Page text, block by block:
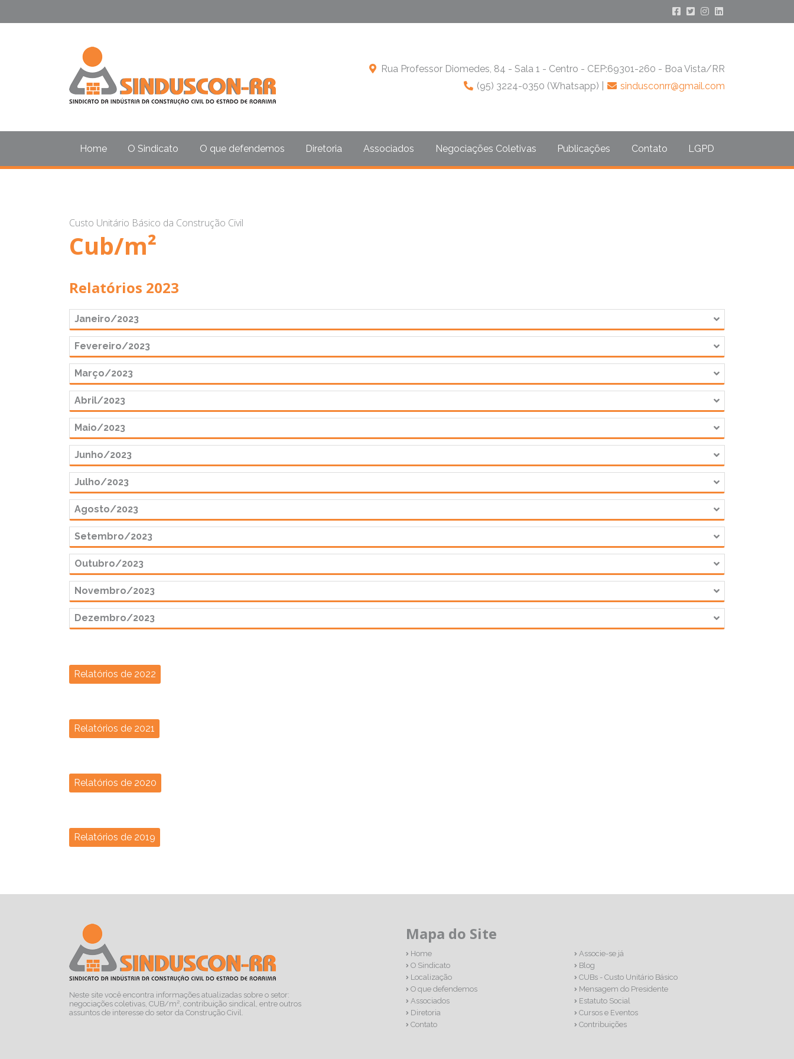
Rua Professor Diomedes, 84 - Sala 1 - Centro - CEP:69301-260 - Boa Vista/RR
(95) 3224-0350 (Whatsapp) |
sindusconrr@gmail.com
Home O Sindicato O que defendemos Diretoria Associados Negociações Coletivas Publicações Contato LGPD
Custo Unitário Básico da Construção Civil
Cub/m²
Relatórios 2023
Janeiro/2023
Fevereiro/2023
Março/2023
Abril/2023
Maio/2023
Junho/2023
Julho/2023
Agosto/2023
Setembro/2023
Outubro/2023
Novembro/2023
Dezembro/2023
Relatórios de 2022
Relatórios de 2021
Relatórios de 2020
Relatórios de 2019
Neste site você encontra informações atualizadas sobre o setor:
negociações coletivas, CUB/m², contribuição sindical, entre outros
assuntos de interesse do setor da Construção Civil.
Mapa do Site
Home
O Sindicato
Localização
O que defendemos
Associados
Diretoria
Contato
Associe-se já
Blog
CUBs - Custo Unitário Básico
Mensagem do Presidente
Estatuto Social
Cursos e Eventos
Contribuições